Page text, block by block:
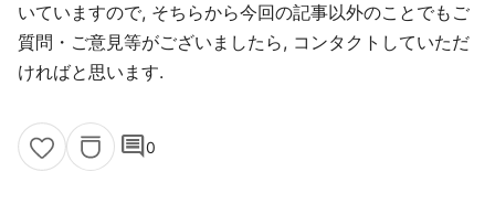
いていますので, そちらから今回の記事以外のことでもご
質問・ご意見等がございましたら, コンタクトしていただ
ければと思います.
comment0